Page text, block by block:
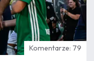
Komentarze: 79